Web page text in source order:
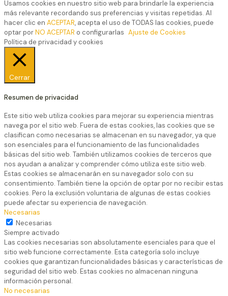
Usamos cookies en nuestro sitio web para brindarle la experiencia
más relevante recordando sus preferencias y visitas repetidas. Al
hacer clic en ACEPTAR, acepta el uso de TODAS las cookies, puede
optar porNO ACEPTAR o configurarlas Ajuste de Cookies
Política de privacidad y cookies
Cerrar
Resumen de privacidad
Este sitio web utiliza cookies para mejorar su experiencia mientras
navega por el sitio web. Fuera de estas cookies, las cookies que se
clasifican como necesarias se almacenan en su navegador, ya que
son esenciales para el funcionamiento de las funcionalidades
básicas del sitio web. También utilizamos cookies de terceros que
nos ayudan a analizar y comprender cómo utiliza este sitio web.
Estas cookies se almacenarán en su navegador solo con su
consentimiento. También tiene la opción de optar por no recibir estas
cookies. Pero la exclusión voluntaria de algunas de estas cookies
puede afectar su experiencia de navegación.
Necesarias
Necesarias
Siempre activado
Las cookies necesarias son absolutamente esenciales para que el
sitio web funcione correctamente. Esta categoría solo incluye
cookies que garantizan funcionalidades básicas y características de
seguridad del sitio web. Estas cookies no almacenan ninguna
información personal.
No necesarias